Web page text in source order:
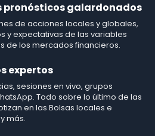
pronósticos galardonados
de acciones locales y globales,
y expectativas de las variables
de los mercados financieros.
expertos
sesiones en vivo, grupos
Todo sobre lo último de las
en las Bolsas locales e
más.